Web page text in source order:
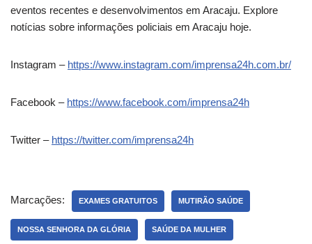
eventos recentes e desenvolvimentos em Aracaju. Explore
notícias sobre informações policiais em Aracaju hoje.
Instagram – https://www.instagram.com/imprensa24h.com.br/
Facebook – https://www.facebook.com/imprensa24h
Twitter – https://twitter.com/imprensa24h
Marcações: EXAMES GRATUITOS MUTIRÃO SAÚDE
NOSSA SENHORA DA GLÓRIA SAÚDE DA MULHER